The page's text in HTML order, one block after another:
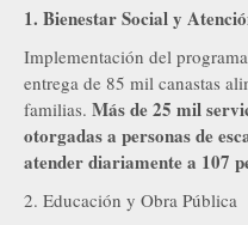
1. Bienestar Social y
Implementación del
entrega de 85 mil canastas
familias. Más de 25 mil
otorgadas a personas de
atender diariamente a 107
2. Educación y Obra Pública